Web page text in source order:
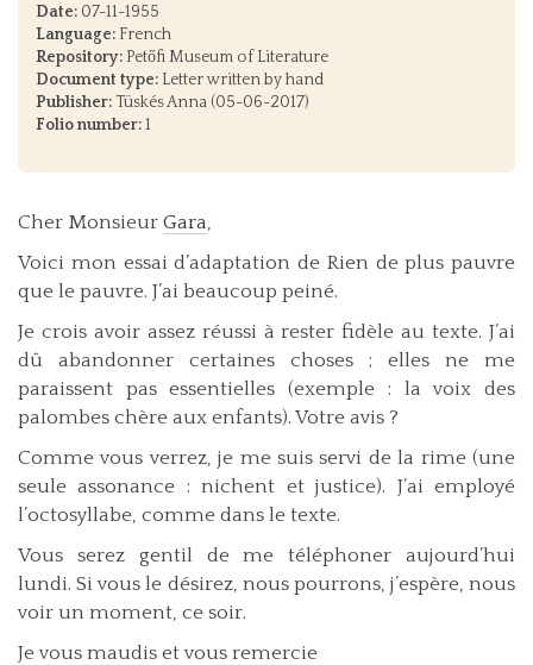
Date: 07-11-1955
Language: French
Repository: Petőfi Museum of Literature
Document type: Letter written by hand
Publisher: Tüskés Anna (05-06-2017)
Folio number:1
Cher Monsieur Gara,
Voici mon essai d’adaptation de Rien de plus pauvre
que le pauvre. J’ai beaucoup peiné.
Je crois avoir assez réussi à rester fidèle au texte. J’ai
dû abandonner certaines choses ; elles ne me
paraissent pas essentielles (exemple : la voix des
palombes chère aux enfants). Votre avis ?
Comme vous verrez, je me suis servi de la rime (une
seule assonance : nichent et justice). J’ai employé
l’octosyllabe, comme dans le texte.
Vous serez gentil de me téléphoner aujourd’hui
lundi. Si vous le désirez, nous pourrons, j’espère, nous
voir un moment, ce soir.
Je vous maudis et vous remercie